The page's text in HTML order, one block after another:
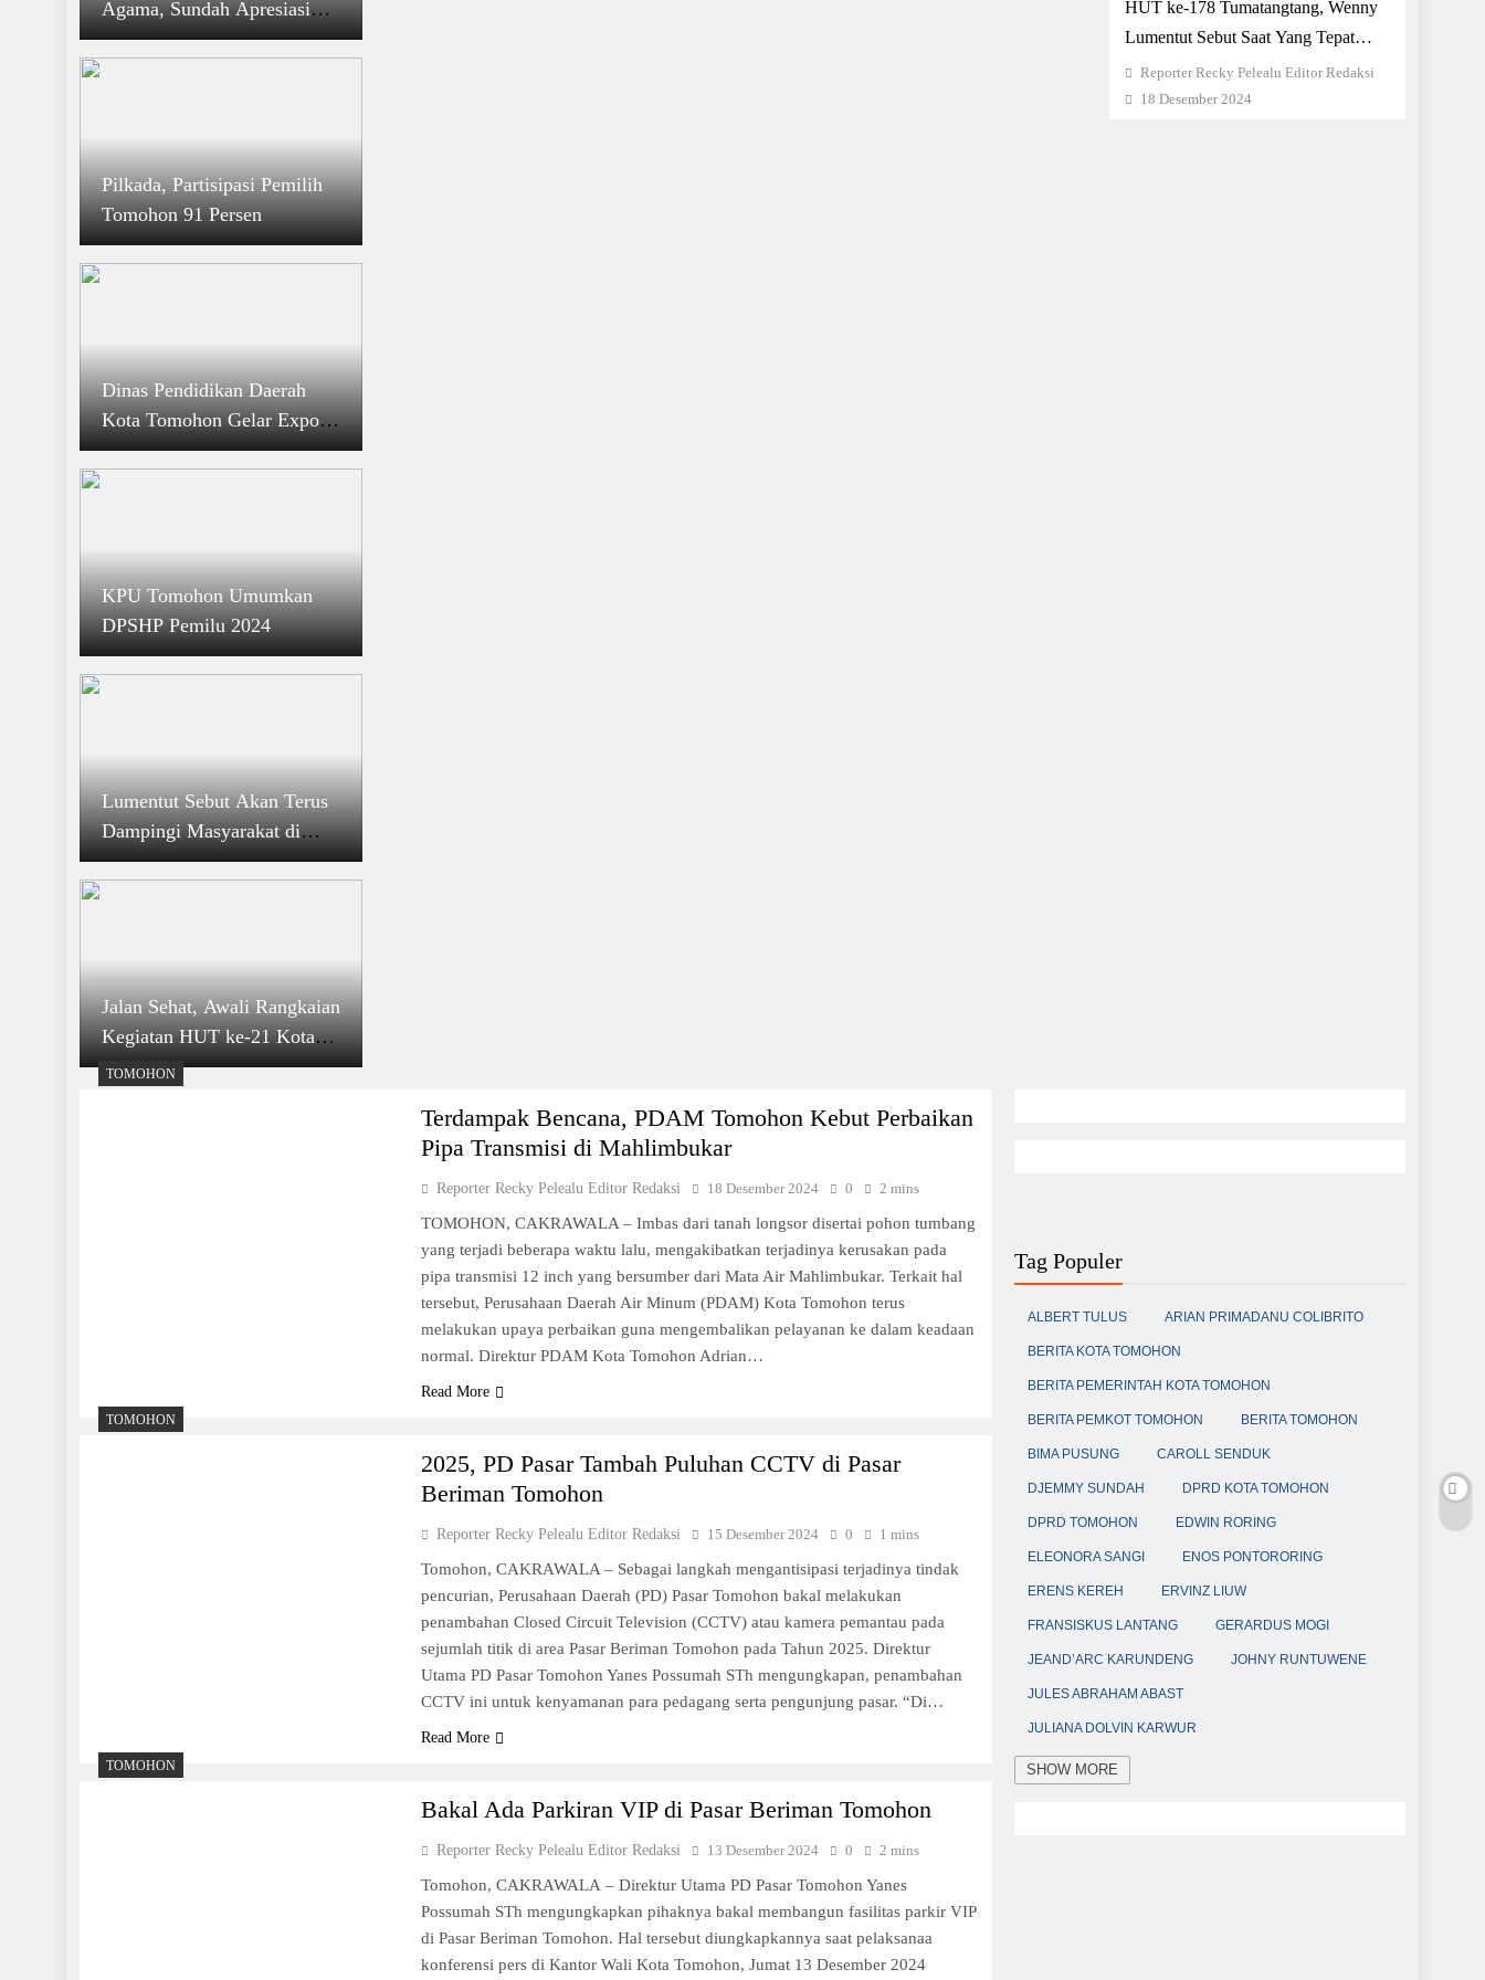
HUT ke-178 Tumatangtang, Wenny
Lumentut Sebut Saat Yang Tepat
Melakukan Introspeksi
Reporter Recky Pelealu Editor Redaksi
18 Desember 2024
Agama, Sundah Apresiasi
Pemkot Tomohon
Pilkada, Partisipasi Pemilih
Tomohon 91 Persen
Dinas Pendidikan Daerah
Kota Tomohon Gelar Expo
2024
KPU Tomohon Umumkan
DPSHP Pemilu 2024
Lumentut Sebut Akan Terus
Dampingi Masyarakat di
Tahun Politik dan Krisis
Jalan Sehat, Awali Rangkaian
Kegiatan HUT ke-21 Kota
Tomohon
TOMOHON
Terdampak Bencana, PDAM Tomohon Kebut Perbaikan
Pipa Transmisi di Mahlimbukar
Reporter Recky Pelealu Editor Redaksi 18 Desember 2024 0 2 mins
TOMOHON, CAKRAWALA – Imbas dari tanah longsor disertai pohon tumbang
yang terjadi beberapa waktu lalu, mengakibatkan terjadinya kerusakan pada
pipa transmisi 12 inch yang bersumber dari Mata Air Mahlimbukar. Terkait hal
tersebut, Perusahaan Daerah Air Minum (PDAM) Kota Tomohon terus
melakukan upaya perbaikan guna mengembalikan pelayanan ke dalam keadaan
normal. Direktur PDAM Kota Tomohon Adrian…
Read More
TOMOHON
2025, PD Pasar Tambah Puluhan CCTV di Pasar
Beriman Tomohon
Reporter Recky Pelealu Editor Redaksi 15 Desember 2024 0 1 mins
Tomohon, CAKRAWALA – Sebagai langkah mengantisipasi terjadinya tindak
pencurian, Perusahaan Daerah (PD) Pasar Tomohon bakal melakukan
penambahan Closed Circuit Television (CCTV) atau kamera pemantau pada
sejumlah titik di area Pasar Beriman Tomohon pada Tahun 2025. Direktur
Utama PD Pasar Tomohon Yanes Possumah STh mengungkapan, penambahan
CCTV ini untuk kenyamanan para pedagang serta pengunjung pasar. “Di…
Read More
TOMOHON
Bakal Ada Parkiran VIP di Pasar Beriman Tomohon
Reporter Recky Pelealu Editor Redaksi 13 Desember 2024 0 2 mins
Tomohon, CAKRAWALA – Direktur Utama PD Pasar Tomohon Yanes
Possumah STh mengungkapkan pihaknya bakal membangun fasilitas parkir VIP
di Pasar Beriman Tomohon. Hal tersebut diungkapkannya saat pelaksanaa
konferensi pers di Kantor Wali Kota Tomohon, Jumat 13 Desember 2024
Tag Populer
ALBERT TULUS ARIAN PRIMADANU COLIBRITO
BERITA KOTA TOMOHON
BERITA PEMERINTAH KOTA TOMOHON
BERITA PEMKOT TOMOHON BERITA TOMOHON
BIMA PUSUNG CAROLL SENDUK
DJEMMY SUNDAH DPRD KOTA TOMOHON
DPRD TOMOHON EDWIN RORING
ELEONORA SANGI ENOS PONTORORING
ERENS KEREH ERVINZ LIUW
FRANSISKUS LANTANG GERARDUS MOGI
JEAND’ARC KARUNDENG JOHNY RUNTUWENE
JULES ABRAHAM ABAST
JULIANA DOLVIN KARWUR
KABID HUMAS POLDA SULUT
SHOW MORE